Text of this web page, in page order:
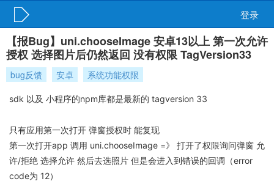
登录
【报Bug】uni.chooseImage 安卓13以上 第一次允许
授权 选择图片后仍然返回 没有权限 TagVersion33
bug反馈 安卓 系统功能权限
sdk 以及 小程序的npm库都是最新的 tagversion 33
只有应用第一次打开 弹窗授权时 能复现
第一次打开app 调用 uni.chooseImage =》 打开了权限询问弹窗 允
许/拒绝 选择允许 然后去选照片 但是会进入到错误的回调（error
code为 12）